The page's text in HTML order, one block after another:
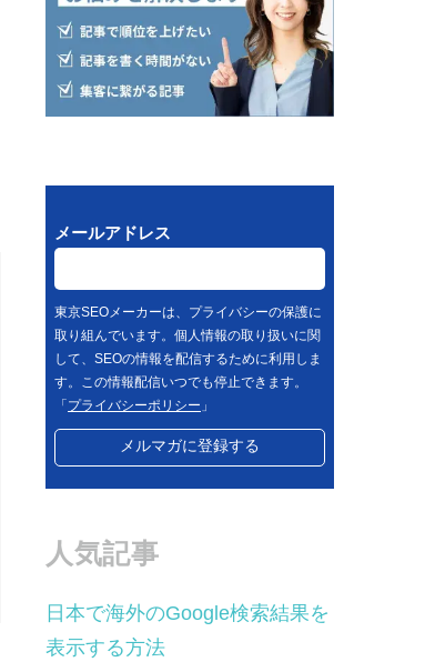
メールアドレス
東京SEOメーカーは、プライバシーの保護に
取り組んでいます。個人情報の取り扱いに関
して、SEOの情報を配信するために利用しま
す。この情報配信いつでも停止できます。
「 プライバシーポリシー 」
人気記事
日本で海外のGoogle検索結果を
表示する方法